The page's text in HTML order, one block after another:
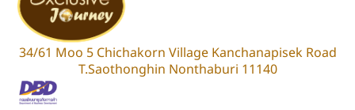
34/61 Moo 5 Chichakorn Village Kanchanapisek Road
T.Saothonghin Nonthaburi 11140